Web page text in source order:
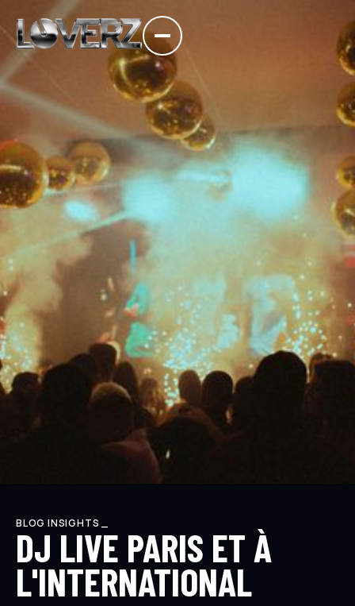
BLOG INSIGHTS _
DJ LIVE PARIS ET À
L'INTERNATIONAL